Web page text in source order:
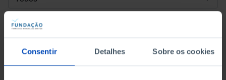
Consentir Detalhes Sobre os cookies
DATA DE INÍCIO
DATA DE FIM